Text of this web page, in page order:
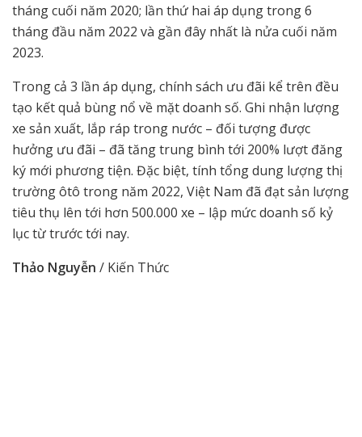
tháng cuối năm 2020; lần thứ hai áp dụng trong 6
tháng đầu năm 2022 và gần đây nhất là nửa cuối năm
2023.
Trong cả 3 lần áp dụng, chính sách ưu đãi kể trên đều
tạo kết quả bùng nổ về mặt doanh số. Ghi nhận lượng
xe sản xuất, lắp ráp trong nước – đối tượng được
hưởng ưu đãi – đã tăng trung bình tới 200% lượt đăng
ký mới phương tiện. Đặc biệt, tính tổng dung lượng thị
trường ôtô trong năm 2022, Việt Nam đã đạt sản lượng
tiêu thụ lên tới hơn 500.000 xe – lập mức doanh số kỷ
lục từ trước tới nay.
Thảo Nguyễn / Kiến Thức